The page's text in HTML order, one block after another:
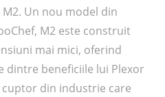
Un nou model din
M2 este construit
mai mici, oferind
dintre beneficiile lui Plexor
cuptor din industrie care